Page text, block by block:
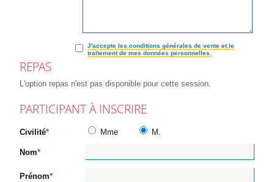
J'accepte les conditions générales de vente et le
traitement de mes données personnelles.
REPAS
L'option repas n'est pas disponible pour cette session.
PARTICIPANT À INSCRIRE
Civilité Mme M.
Nom
Prénom